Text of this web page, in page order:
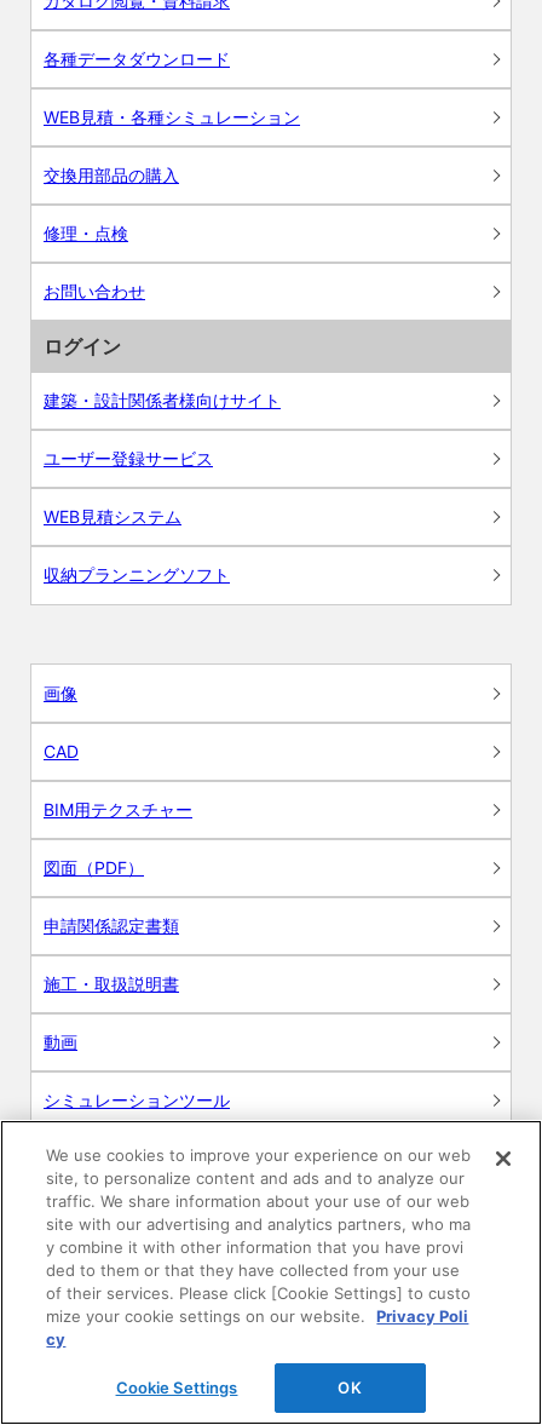
各種データダウンロード
WEB見積・各種シミュレーション
交換用部品の購入
修理・点検
お問い合わせ
ログイン
建築・設計関係者様向けサイト
ユーザー登録サービス
WEB見積システム
収納プランニングソフト
画像
CAD
BIM用テクスチャー
図面（PDF）
申請関係認定書類
施工・取扱説明書
動画
シミュレーションツール
24時間換気システム〈エアスマート〉
簡易設計見積ソフト
R&Dセンター環境測定・分析サービス
商品マスター申し込み
We use cookies to improve your experience on our web
site, to personalize content and ads and to analyze our
traffic. We share information about your use of our web
site with our advertising and analytics partners, who ma
y combine it with other information that you have provi
ded to them or that they have collected from your use
of their services. Please click [Cookie Settings] to custo
mize your cookie settings on our website.
Privacy Poli
cy
Cookie Settings OK